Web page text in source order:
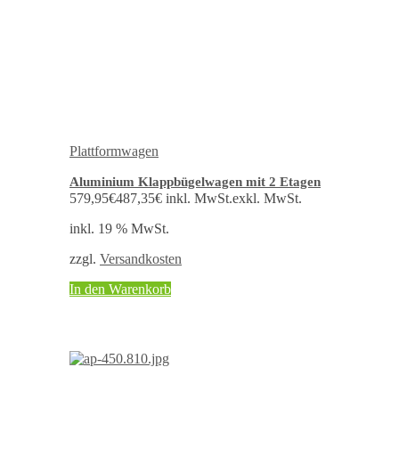
Plattformwagen
Aluminium Klappbügelwagen mit 2 Etagen
579,95€487,35€ inkl. MwSt.exkl. MwSt.
inkl. 19 % MwSt.
zzgl. Versandkosten
In den Warenkorb